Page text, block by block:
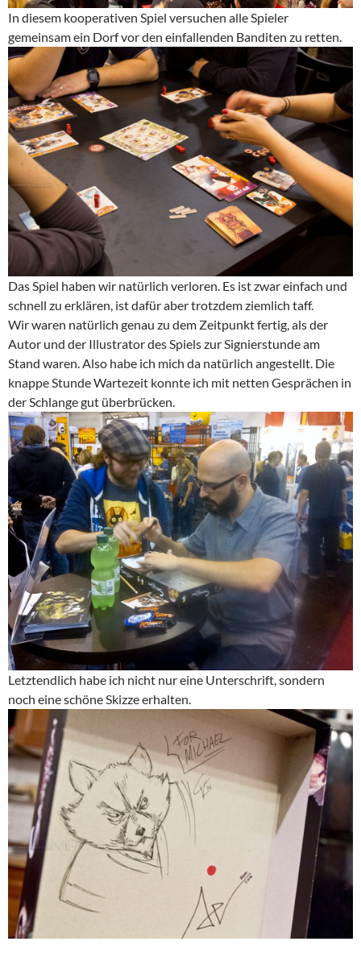
In diesem kooperativen Spiel versuchen alle Spieler
gemeinsam ein Dorf vor den einfallenden Banditen zu retten.
Das Spiel haben wir natürlich verloren. Es ist zwar einfach und
schnell zu erklären, ist dafür aber trotzdem ziemlich taff.
Wir waren natürlich genau zu dem Zeitpunkt fertig, als der
Autor und der Illustrator des Spiels zur Signierstunde am
Stand waren. Also habe ich mich da natürlich angestellt. Die
knappe Stunde Wartezeit konnte ich mit netten Gesprächen in
der Schlange gut überbrücken.
Letztendlich habe ich nicht nur eine Unterschrift, sondern
noch eine schöne Skizze erhalten.